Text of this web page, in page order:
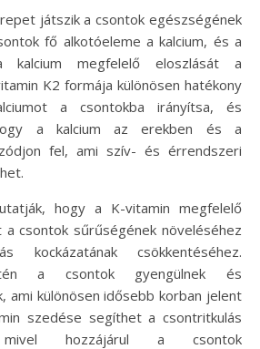
játszik a csontok egészségének
fő alkotóeleme a kalcium, és a
kalcium megfelelő eloszlását a
K2 formája különösen hatékony
a csontokba irányítsa, és
a kalcium az erekben és a
fel, ami szív- és érrendszeri
hogy a K-vitamin megfelelő
a csontok sűrűségének növeléséhez
kockázatának csökkentéséhez.
a csontok gyengülnek és
ami különösen idősebb korban jelent
szedése segíthet a csontritkulás
mivel hozzájárul a csontok